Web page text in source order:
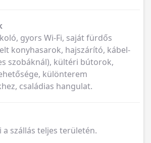
gyors Wi-Fi, saját fürdős
konyhasarok, hajszárító, kábel-
szobáknál), kültéri bútorok,
különterem
családias hangulat.
a szállás teljes területén.